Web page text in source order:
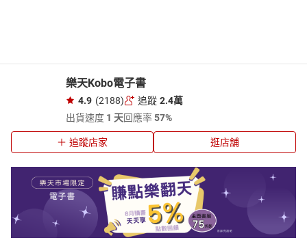
樂天Kobo電子書
4.9 (2188) 追蹤 2.4萬
出貨速度 1 天回應率57%
追蹤店家 逛店舖